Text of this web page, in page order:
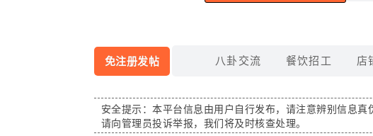
免注册发帖 八卦交流 餐饮招工 店
安全提示：本平台信息由用户自行发布，请注意辨别信息真
请向管理员投诉举报，我们将及时核查处理。